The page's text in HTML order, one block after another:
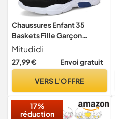
Chaussures Enfant 35
Baskets Fille Garçon
Sneakers Sport Running
Course Noires Chaussure
Entrainement Outdoor
Basses Marche Fitness
Mitudidi
27,99 € Envoi gratuit
VERS L'OFFRE
17%
réduction